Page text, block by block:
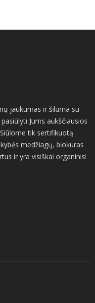
jaukumas ir šiluma su
Jums aukščiausios
tik sertifikuotą
medžiagų, biokuras
ir yra visiškai organinis!